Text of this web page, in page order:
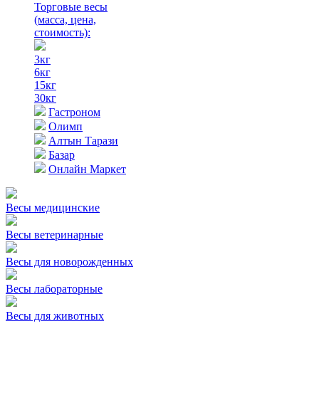
Торговые весы
(масса, цена,
стоимость):
3кг
6кг
15кг
30кг
Гастроном
Олимп
Алтын Тарази
Базар
Онлайн Маркет
Весы медицинские
Весы ветеринарные
Весы для новорожденных
Весы лабораторные
Весы для животных